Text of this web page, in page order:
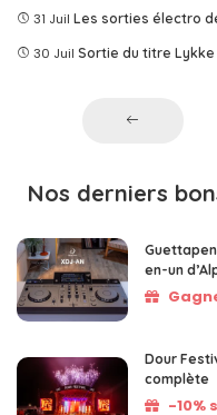
31 Juil Les sorties électro
30 Juil Sortie du titre Lykke
Nos derniers
en-un
Dour
complète
-10%